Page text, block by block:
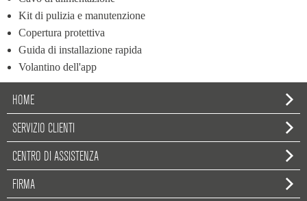
Kit di pulizia e manutenzione
Copertura protettiva
Guida di installazione rapida
Volantino dell'app
HOME
SERVIZIO CLIENTI
CENTRO DI ASSISTENZA
FIRMA